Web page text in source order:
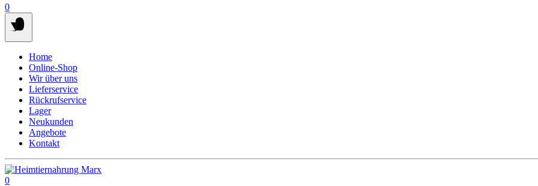
0
Home
Online-Shop
Wir über uns
Lieferservice
Rückrufservice
Lager
Neukunden
Angebote
Kontakt
0